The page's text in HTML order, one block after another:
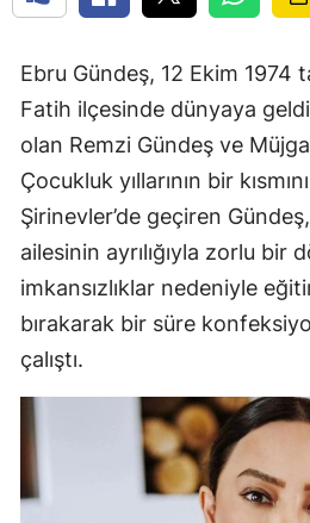
Ebru Gündeş, 12 Ekim 1974
Fatih ilçesinde dünyaya
olan Remzi Gündeş ve
Çocukluk yıllarının bir
Şirinevler’de geçiren
ailesinin ayrılığıyla zorlu bir
imkansızlıklar nedeniyle
bırakarak bir süre
çalıştı.